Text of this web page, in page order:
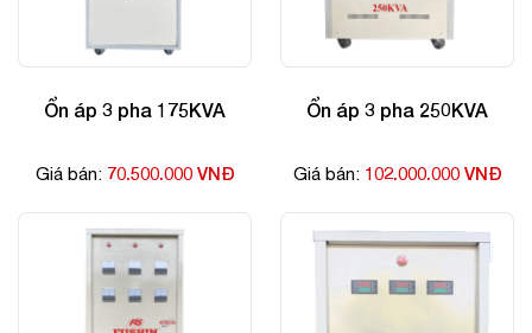
Ổn áp 3 pha 175KVA
Giá bán: 70.500.000 VNĐ
Ổn áp 3 pha 250KVA
Giá bán: 102.000.000 VNĐ